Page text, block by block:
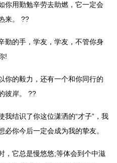
用勤勉辛劳去助燃，它一定会
来。 ??
的手，学友，学友，不管你身
!
的毅力，还有一个和你同行的
彼岸。 ??
结识了你这位潇洒的“才子”，我
你今后一定会成为我的挚友。
它总是慢悠悠;等体会到个中滋